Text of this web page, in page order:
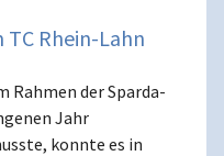
Rhein-Lahn
Rahmen der Sparda-
Jahr
konnte es in